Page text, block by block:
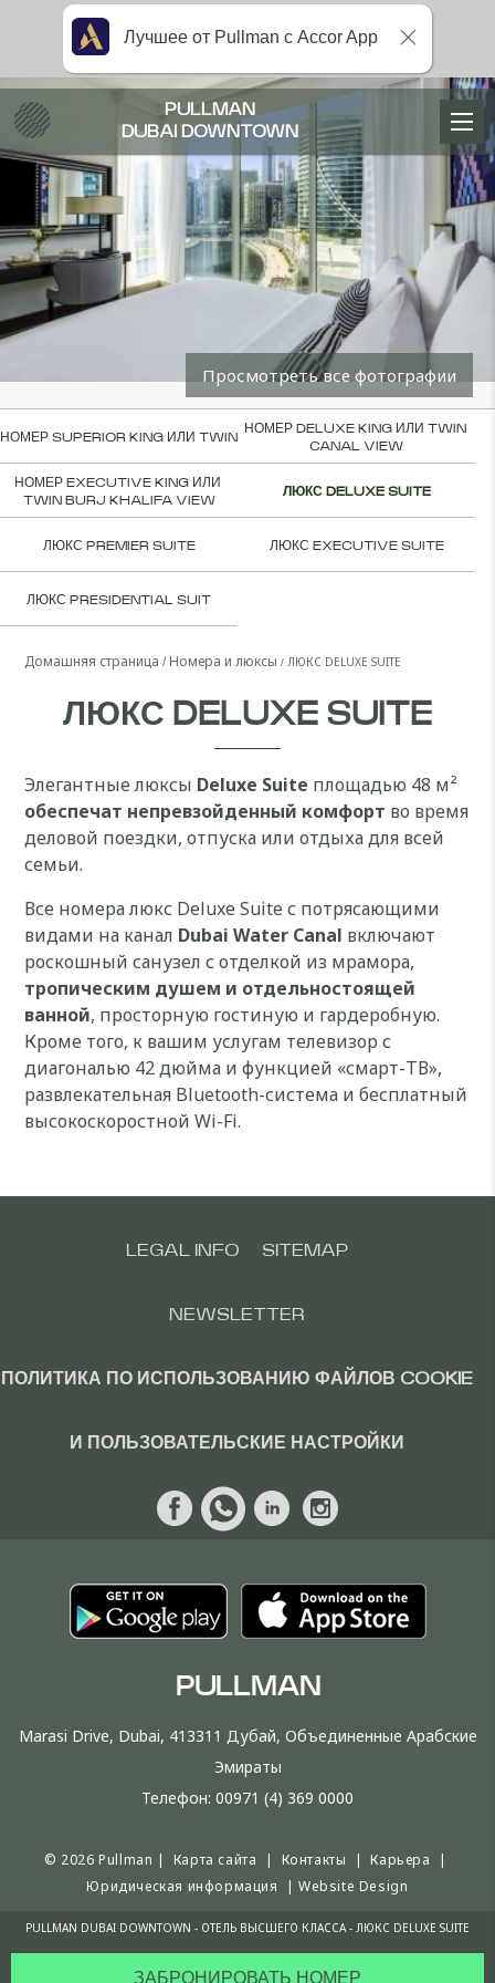
Просмотреть все фотографии
НОМЕР SUPERIOR KING ИЛИ TWIN
НОМЕР DELUXE KING ИЛИ TWIN
CANAL VIEW
НОМЕР EXECUTIVE KING ИЛИ
TWIN BURJ KHALIFA VIEW
ЛЮКС DELUXE SUITE
ЛЮКС PREMIER SUITE ЛЮКС EXECUTIVE SUITE
ЛЮКС PRESIDENTIAL SUIT
Домашняя страница Номера и люксы ЛЮКС DELUXE SUITE
ЛЮКС DELUXE SUITE
Элегантные люксы Deluxe Suite площадью 48 м²
обеспечат непревзойденный комфорт во время
деловой поездки, отпуска или отдыха для всей
семьи.
Все номера люкс Deluxe Suite с потрясающими
видами на канал Dubai Water Canal включают
роскошный санузел с отделкой из мрамора,
тропическим душем и отдельностоящей
ванной, просторную гостиную и гардеробную.
Кроме того, к вашим услугам телевизор с
диагональю 42 дюйма и функцией «смарт-ТВ»,
развлекательная Bluetooth-система и бесплатный
высокоскоростной Wi-Fi.
LEGAL INFO SITEMAP
NEWSLETTER
ПОЛИТИКА ПО ИСПОЛЬЗОВАНИЮ ФАЙЛОВ COOKIE
И ПОЛЬЗОВАТЕЛЬСКИЕ НАСТРОЙКИ
PULLMAN
Marasi Drive, Dubai, 413311 Дубай, Объединенные Арабские
Эмираты
Телефон: 00971 (4) 369 0000
© 2026 Pullman | Карта сайта | Контакты |Карьера |
Юридическая информация |Website Design
PULLMAN DUBAI DOWNTOWN - ОТЕЛЬ ВЫСШЕГО КЛАССА - ЛЮКС DELUXE SUITE
PULLMAN
DUBAI DOWNTOWN
ЗАБРОНИРОВАТЬ НОМЕР
Лучшее от Pullman с Accor App